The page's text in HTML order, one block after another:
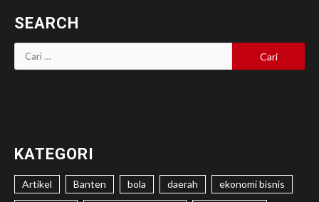
SEARCH
Cari
untuk:
KATEGORI
Artikel Banten bola daerah ekonomi bisnis